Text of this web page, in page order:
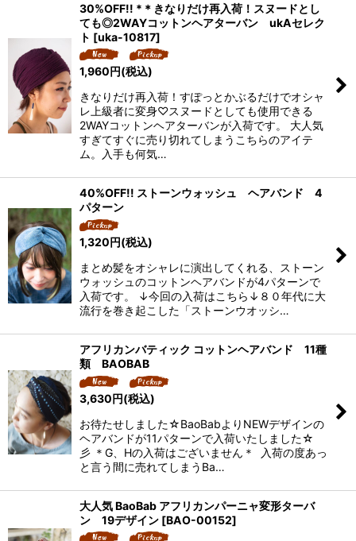
30%OFF!! *＊きなりだけ再入荷！スヌードとし
ても◎2WAYコットンヘアターバン ukAセレク
ト [uka-10817]
1,960円(税込)
きなりだけ再入荷！すぽっとかぶるだけでオシャ
レ上級者に変身♡スヌードとしても使用できる
2WAYコットンヘアターバンが入荷です。 大人気
すぎてすぐに売り切れてしまうこちらのアイテ
ム。入手も何気…
40%OFF!! ストーンウォッシュ ヘアバンド 4
パターン
1,320円(税込)
まとめ髪をオシャレに演出してくれる、ストーン
ウォッシュのコットンヘアバンドが4パターンで
入荷です。 ↓今回の入荷はこちら↓８０年代に大
流行を巻き起こした「ストーンウオッシ…
アフリカンバティック コットンヘアバンド 11種
類 BAOBAB
3,630円(税込)
お待たせしました☆BaoBabよりNEWデザインの
ヘアバンドが11パターンで入荷いたしました☆
彡 ＊G、Hの入荷はございません＊ 入荷の度あっ
と言う間に売れてしまうBa…
大人気 BaoBab アフリカンパーニャ変形ターバ
ン 19デザイン [BAO-00152]